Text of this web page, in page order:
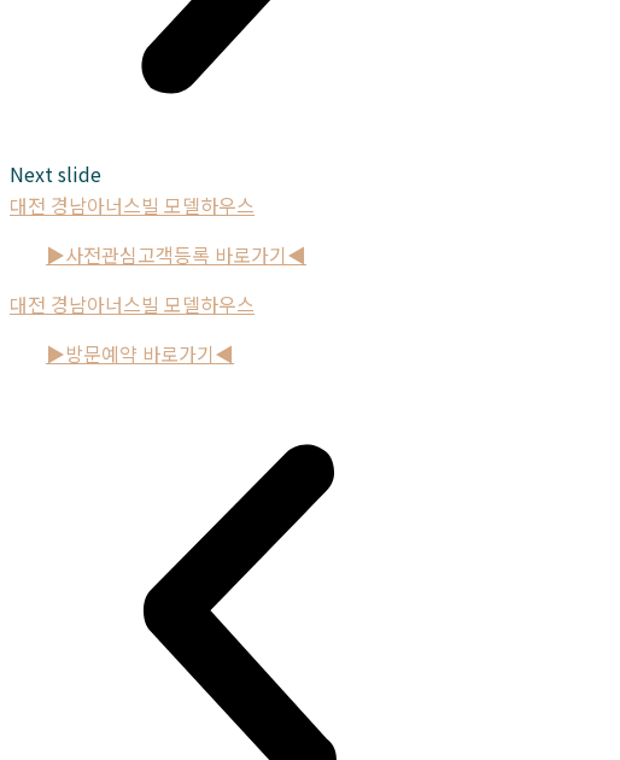
Next slide
대전 경남아너스빌 모델하우스
▶사전관심고객등록 바로가기◀
대전 경남아너스빌 모델하우스
▶방문예약 바로가기◀